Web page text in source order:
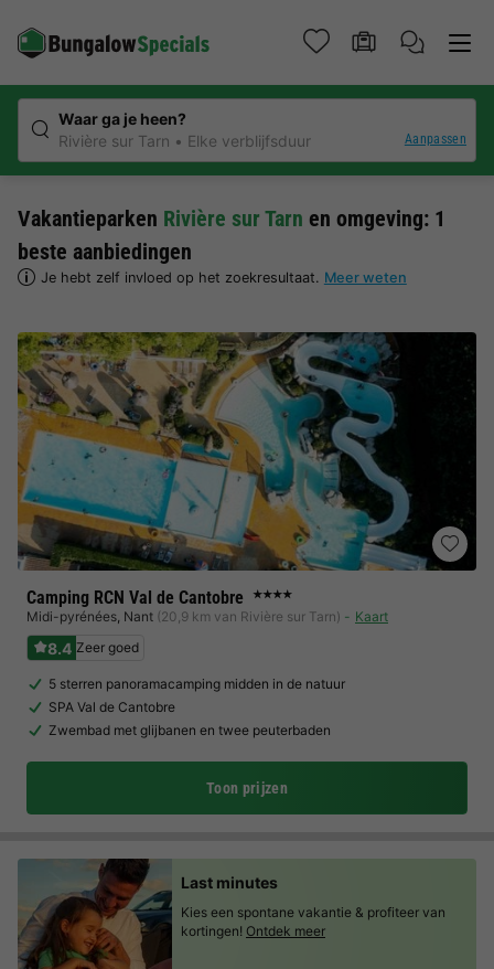
Waar ga je heen?
Rivière sur Tarn
Elke verblijfsduur Aanpassen
Vakantieparken Rivière sur Tarn en omgeving: 1
beste aanbiedingen
Je hebt zelf invloed op het zoekresultaat. Meer weten
Camping RCN Val de Cantobre ★★★★
Midi-pyrénées, Nant (20,9 km van Rivière sur Tarn) Kaart
8.4 Zeer goed
5 sterren panoramacamping midden in de natuur
SPA Val de Cantobre
Zwembad met glijbanen en twee peuterbaden
Toon prijzen
Last minutes
Kies een spontane vakantie & profiteer van
kortingen! Ontdek meer